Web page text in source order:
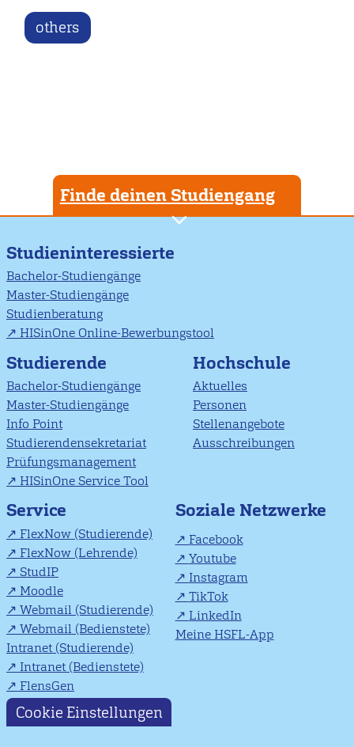
others
Finde deinen Studiengang
Studieninteressierte
Bachelor-Studiengänge
Master-Studiengänge
Studienberatung
HISinOne Online-Bewerbungstool
Studierende
Bachelor-Studiengänge
Master-Studiengänge
Info Point
Studierendensekretariat
Prüfungsmanagement
HISinOne Service Tool
Hochschule
Aktuelles
Personen
Stellenangebote
Ausschreibungen
Service
FlexNow (Studierende)
FlexNow (Lehrende)
StudIP
Moodle
Webmail (Studierende)
Webmail (Bedienstete)
Intranet (Studierende)
Intranet (Bedienstete)
FlensGen
Soziale Netzwerke
Facebook
Youtube
Instagram
TikTok
LinkedIn
Meine HSFL-App
Cookie Einstellungen